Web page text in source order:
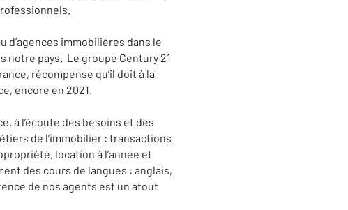
d’agences immobilières dans le
notre pays. Le groupe Century 21
récompense qu’il doit à la
encore en 2021.
à l’écoute des besoins et des
de l’immobilier : transactions
location à l’année et
des cours de langues : anglais,
de nos agents est un atout